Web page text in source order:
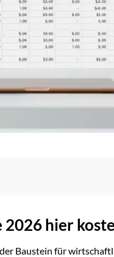
hier
Baustein für